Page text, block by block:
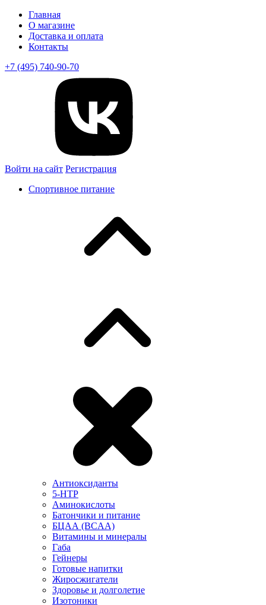
Главная
О магазине
Доставка и оплата
Контакты
+7 (495) 740-90-70
Войти на сайт Регистрация
Спортивное питание
Антиоксиданты
5-HTP
Аминокислоты
Батончики и питание
БЦАА (BCAA)
Витамины и минералы
Габа
Гейнеры
Готовые напитки
Жиросжигатели
Здоровье и долголетие
Изотоники